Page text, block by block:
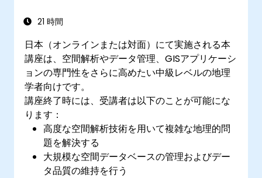
21 時間
日本（オンラインまたは対面）にて実施される本
講座は、空間解析やデータ管理、GISアプリケーシ
ョンの専門性をさらに高めたい中級レベルの地理
学者向けです。
講座終了時には、受講者は以下のことが可能にな
ります：
高度な空間解析技術を用いて複雑な地理的問
題を解決する
大規模な空間データベースの管理およびデー
タ品質の維持を行う